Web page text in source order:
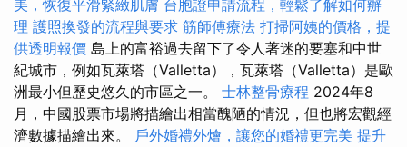
美，恢復平滑緊緻肌膚 台胞證申請流程，輕鬆了解如何辦
理 護照換發的流程與要求 筋師傅療法 打掃阿姨的價格，提
供透明報價 島上的富裕過去留下了令人著迷的要塞和中世
紀城市，例如瓦萊塔（Valletta），瓦萊塔（Valletta）是歐
洲最小但歷史悠久的市區之一。 士林整骨療程 2024年8
月，中國股票市場將描繪出相當醜陋的情況，但也將宏觀經
濟數據描繪出來。 戶外婚禮外燴，讓您的婚禮更完美 提升